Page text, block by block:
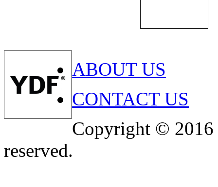
ABOUT US
CONTACT US
Copyright ©
reserved.